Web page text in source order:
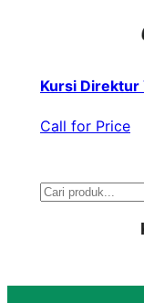
Kursi Direktur
Call for Price
S
r